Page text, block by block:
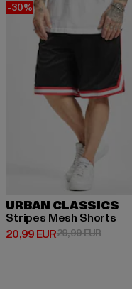
-30%
URBAN CLASSICS
Stripes Mesh Shorts
20,99 EUR
Derzeitiger Preis: 20,99
29,99 EUR